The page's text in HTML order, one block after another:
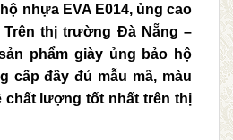
nhựa EVA E014, ủng cao
thị trường Đà Nẵng –
phẩm giày ủng bảo hộ
cấp đầy đủ mẫu mã, màu
chất lượng tốt nhất trên thị